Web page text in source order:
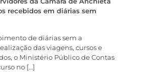
recebidos em diárias sem
de diárias sem a
das viagens, cursos e
o Ministério Público de Contas
no […]